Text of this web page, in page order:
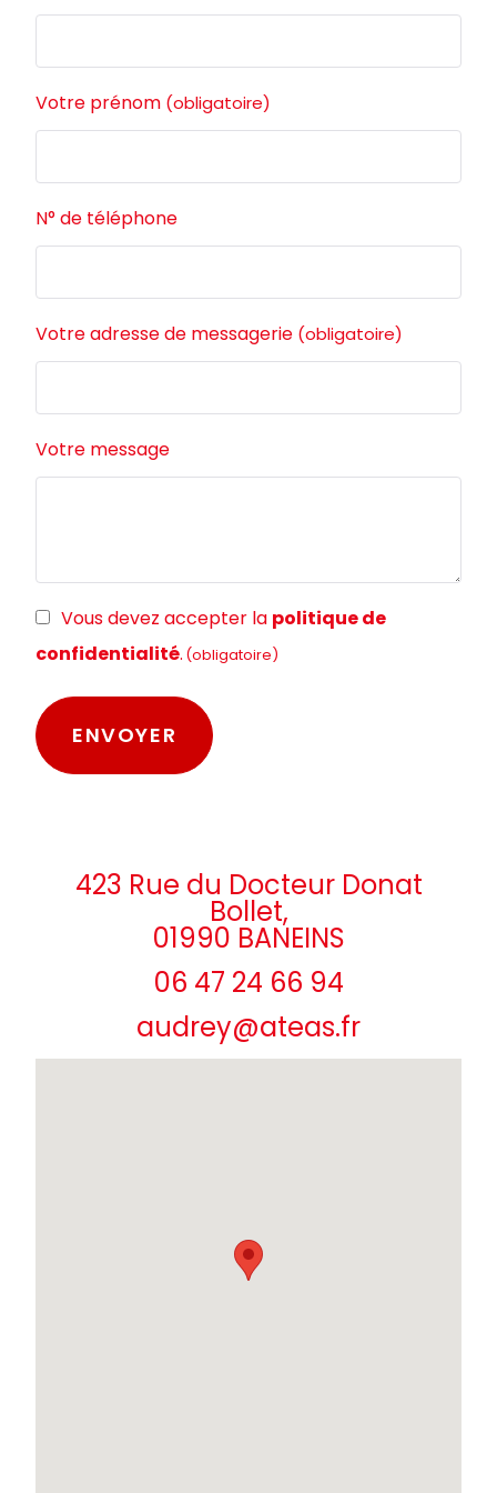
Votre prénom (obligatoire)
N° de téléphone
Votre adresse de messagerie (obligatoire)
Votre message
RGPDVous devez accepter la politique de
confidentialité. (obligatoire)
423 Rue du Docteur Donat
Bollet,
01990 BANEINS
06 47 24 66 94
audrey@ateas.fr